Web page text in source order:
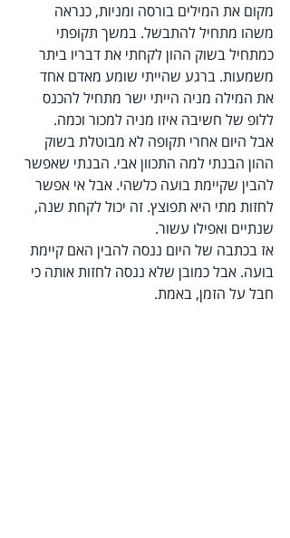
מקום את המילים בורסה ומניות, כנראה
משהו מתחיל להתבשל. במשך תקופתי
כמתחיל בשוק ההון לקחתי את דבריו ביתר
משמעות. ברגע שהייתי שומע מאדם אחד
את המילה מניה הייתי ישר מתחיל להכנס
ללופ של חשיבה איזו מניה למכור וכמה.
אבל היום אחרי תקופה לא מבוטלת בשוק
ההון הבנתי למה התכוון אבי. הבנתי שאפשר
להבין שקיימת בועה כלשהי. אבל אי אפשר
לחזות מתי היא תפוצץ. זה יכול לקחת שנה,
שנתיים ואפילו עשור.
אז בכתבה של היום ננסה להבין האם קיימת
בועה. אבל כמובן שלא ננסה לחזות אותה כי
חבל על הזמן, באמת.